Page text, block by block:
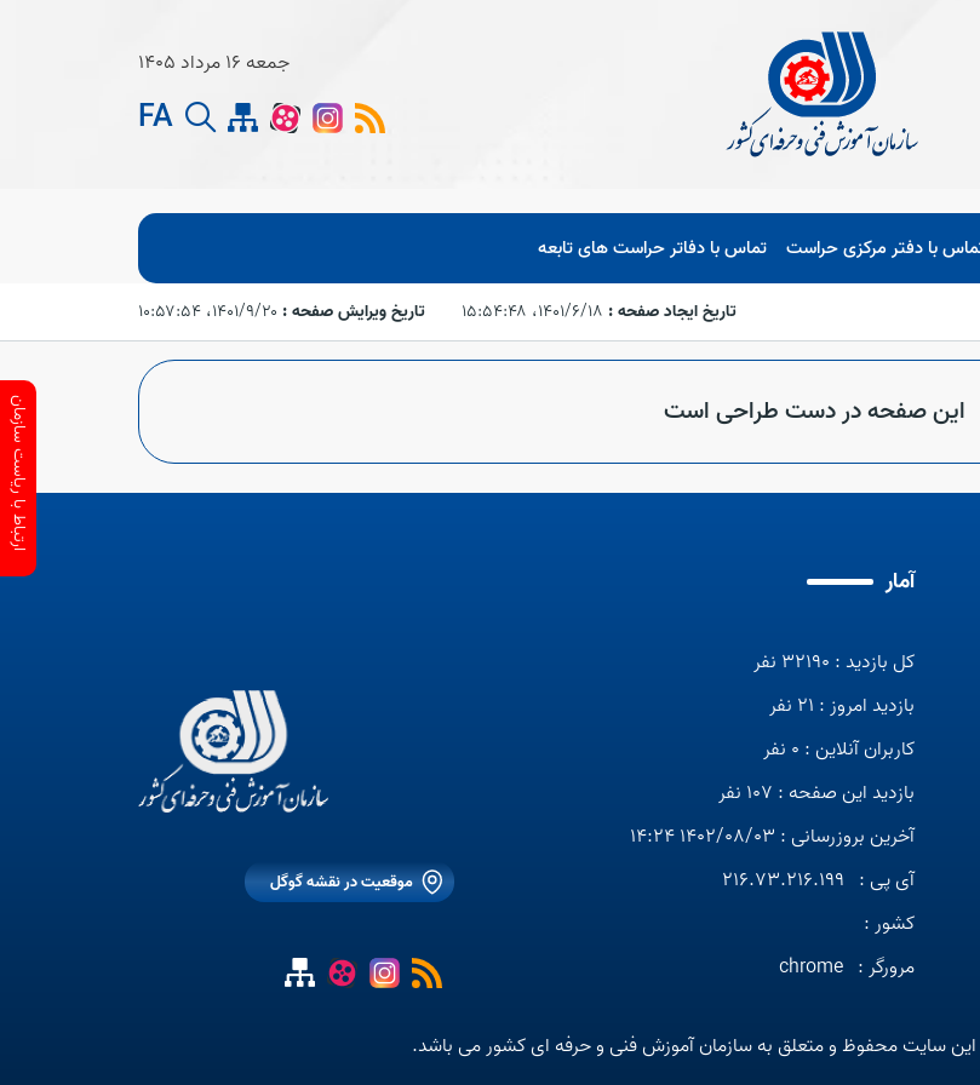
جمعه 16 مرداد 1405
FA
با دفتر مرکزی حراست تماس با دفاتر حراست های تابعه
تاریخ ایجاد صفحه : ۱۴۰۱/۶/۱۸،‏ ۱۵:۵۴:۴۸ تاریخ ویرایش صفحه : ۱۴۰۱/۹/۲۰،‏ ۱۰:۵۷:۵۴
این صفحه در دست طراحی است
آمار
کل بازدید : 32190 نفر
بازدید امروز : 21 نفر
کاربران آنلاین : 0 نفر
بازدید این صفحه : 107 نفر
آخرین بروزرسانی : 1402/08/03 14:24
آی پی : 216.73.216.199
کشور :
مرورگر : chrome
موقعیت در نقشه گوگل
سایت محفوظ و متعلق به سازمان آموزش فنی و حرفه ای کشور می باشد.
ارتباط با ریاست سازمان